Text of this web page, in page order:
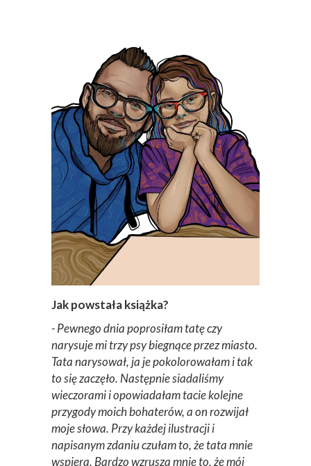
Jak powstała książka?
- Pewnego dnia poprosiłam tatę czy
narysuje mi trzy psy biegnące przez miasto.
Tata narysował, ja je pokolorowałam i tak
to się zaczęło. Następnie siadaliśmy
wieczorami i opowiadałam tacie kolejne
przygody moich bohaterów, a on rozwijał
moje słowa. Przy każdej ilustracji i
napisanym zdaniu czułam to, że tata mnie
wspiera. Bardzo wzrusza mnie to, że mój